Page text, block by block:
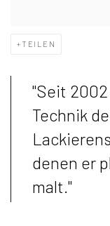
TEILEN
"Seit
Technik
denen er
malt."